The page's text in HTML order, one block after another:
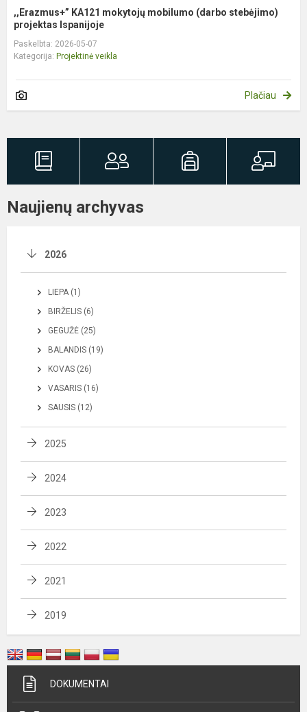
,,Erazmus+” KA121 mokytojų mobilumo (darbo stebėjimo)
projektas Ispanijoje
Paskelbta: 2026-05-07
Kategorija: Projektinė veikla
Plačiau
Naujienų archyvas
2026
LIEPA (1)
BIRŽELIS (6)
GEGUŽĖ (25)
BALANDIS (19)
KOVAS (26)
VASARIS (16)
SAUSIS (12)
2025
2024
2023
2022
2021
2019
DOKUMENTAI